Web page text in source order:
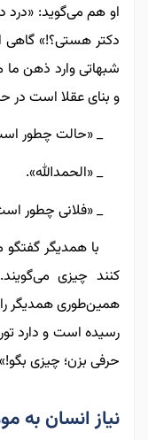
او هم می‌گوید: «درد
دکتر هستی؟!» گاهی
شبهاتی وارد ذهن
و بنای عقلا است در
_ «حالت چطور
_ «الحمدالله».
_ «فلانی چطور
با همدیگر گفتگو
کنند چیزی
همین‌طوری همدیگر را
رسیده است و دارد
حرفی بزن؛ چیزی
نیاز انسان به